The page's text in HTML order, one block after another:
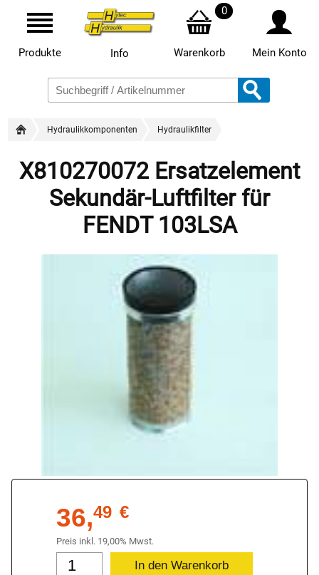
Produkte Info
0
Warenkorb Mein Konto
Hydraulikkomponenten Hydraulikfilter
X810270072 Ersatzelement
Sekundär-Luftfilter für
FENDT 103LSA
36,49 €
Preis inkl. 19,00% Mwst.